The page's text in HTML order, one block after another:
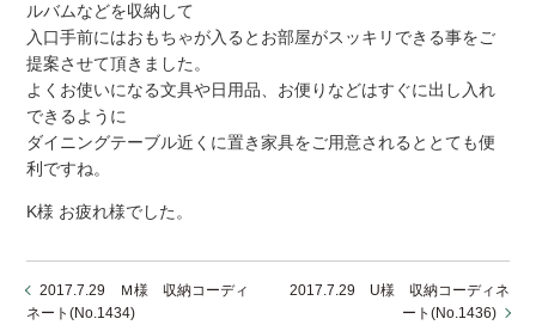
ルバムなどを収納して
入口手前にはおもちゃが入るとお部屋がスッキリできる事をご
提案させて頂きました。
よくお使いになる文具や日用品、お便りなどはすぐに出し入れ
できるように
ダイニングテーブル近くに置き家具をご用意されるととても便
利ですね。
K様 お疲れ様でした。
2017.7.29 Ｍ様 収納コーディ
ネート(No.1434)
2017.7.29 U様 収納コーディネ
ート(No.1436)